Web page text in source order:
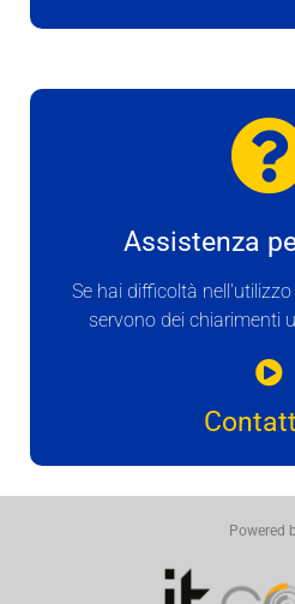
Assistenza
Se hai difficoltà
servono dei chiarimenti
Powered